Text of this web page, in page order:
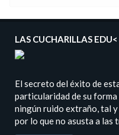
LAS CUCHARILLAS EDU<
El secreto del éxito de
particularidad de su forma
ningún ruido extraño, tal
por lo que no asusta a las